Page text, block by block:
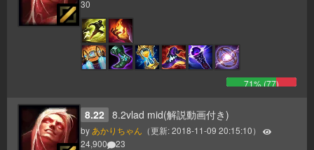
30
71% (77)
8.22 8.2vlad mid(解説動画付き)
by あかりちゃん （更新:2018-11-09 20:15:10）
24,900
23